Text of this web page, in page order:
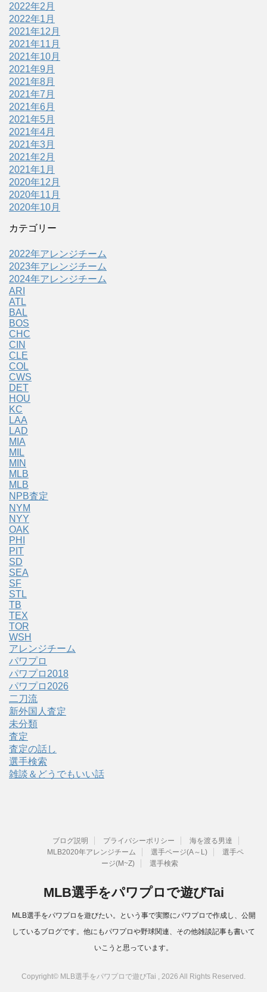
2022年2月
2022年1月
2021年12月
2021年11月
2021年10月
2021年9月
2021年8月
2021年7月
2021年6月
2021年5月
2021年4月
2021年3月
2021年2月
2021年1月
2020年12月
2020年11月
2020年10月
カテゴリー
2022年アレンジチーム
2023年アレンジチーム
2024年アレンジチーム
ARI
ATL
BAL
BOS
CHC
CIN
CLE
COL
CWS
DET
HOU
KC
LAA
LAD
MIA
MIL
MIN
MLB
MLB
NPB査定
NYM
NYY
OAK
PHI
PIT
SD
SEA
SF
STL
TB
TEX
TOR
WSH
アレンジチーム
パワプロ
パワプロ2018
パワプロ2026
二刀流
新外国人査定
未分類
査定
査定の話し
選手検索
雑談＆どうでもいい話
ブログ説明 プライバシーポリシー
海を渡る男達
MLB2020年アレンジチーム
選手ページ(A～L)
選手ペ
ージ(M~Z)
選手検索
MLB選手をパワプロで遊びTai
MLB選手をパワプロを遊びたい。という事で実際にパワプロで作成し、公開
しているブログです。他にもパワプロや野球関連、その他雑談記事も書いて
いこうと思っています。
Copyright© MLB選手をパワプロで遊びTai , 2026 All Rights Reserved.